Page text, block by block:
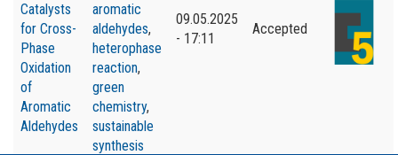
Catalysts
for Cross-
Phase
Oxidation
of
Aromatic
Aldehydes
aromatic
aldehydes,
heterophase
reaction,
green
chemistry,
sustainable
synthesis
09.05.2025
- 17:11
Accepted